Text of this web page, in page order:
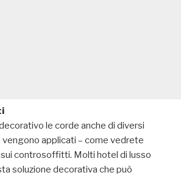
le corde anche di diversi
applicati – come vedrete
controsoffitti. Molti hotel di lusso
soluzione decorativa che può